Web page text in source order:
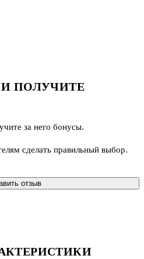
И ПОЛУЧИТЕ
за него бонусы.
сделать правильный выбор.
отзыв